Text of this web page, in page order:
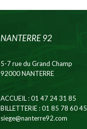
NANTERRE 92
5-7 rue du Grand Champ
92000 NANTERRE
ACCUEIL: 01 47 24 31 85
BILLETTERIE: 01 85 78 60 45
siege@nanterre92.com